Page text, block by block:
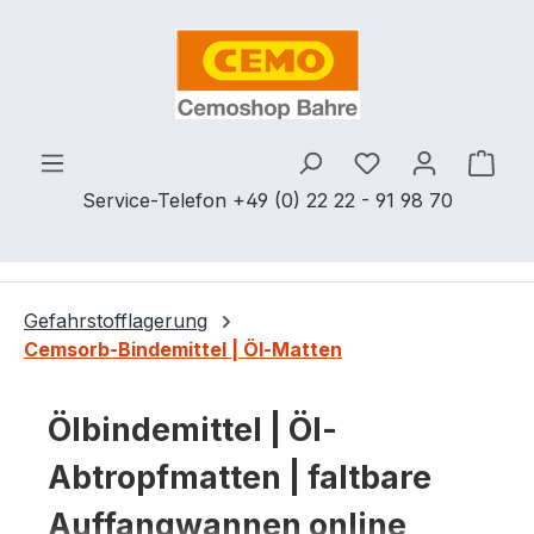
Zum Hauptinhalt springen
Service-Telefon +49 (0) 22 22 - 91 98 70
Du hast 0
Gefahrstofflagerung
Cemsorb-Bindemittel | Öl-Matten
Ölbindemittel | Öl-
Abtropfmatten | faltbare
Auffangwannen online